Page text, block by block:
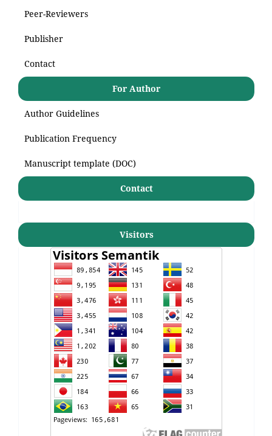
Peer-Reviewers
Publisher
Contact
For Author
Author Guidelines
Publication Frequency
Manuscript template (DOC)
Contact
Visitors